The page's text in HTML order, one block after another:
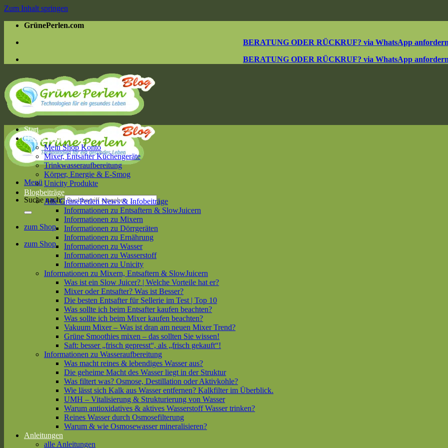
Zum Inhalt springen
GrünePerlen.com
BERATUNG ODER RÜCKRUF? via WhatsApp
BERATUNG ODER RÜCKRUF? via WhatsApp
Menü
Suche nach:
zum Shop
zum Shop
Start
Online Shop
Mein Shop Konto
Mixer, Entsafter Küchengeräte
Trinkwasseraufbereitung
Körper, Energie & E-Smog
Unicity Produkte
Blogbeiträge
Alle GrünePerlen News & Infobeiträge
Informationen zu Entsaftern & SlowJuicern
Informationen zu Mixern
Informationen zu Dörrgeräten
Informationen zu Ernährung
Informationen zu Wasser
Informationen zu Wasserstoff
Informationen zu Unicity
Informationen zu Mixern, Entsaftern & SlowJuicern
Was ist ein Slow Juicer? | Welche Vorteile hat er?
Mixer oder Entsafter? Was ist Besser?
Die besten Entsafter für Sellerie im Test | Top 10
Was sollte ich beim Entsafter kaufen beachten?
Was sollte ich beim Mixer kaufen beachten?
Vakuum Mixer – Was ist dran am neuen Mixer Trend?
Grüne Smoothies mixen – das sollten Sie wissen!
Saft: besser „frisch gepresst“, als „frisch gekauft“!
Informationen zu Wasseraufbereitung
Was macht reines & lebendiges Wasser aus?
Die geheime Macht des Wasser liegt in der Struktur
Was filtert was? Osmose, Destillation oder Aktivkohle?
Wie lässt sich Kalk aus Wasser entfernen? Kalkfilter im Überblick.
UMH – Vitalisierung & Strukturierung von Wasser
Warum antioxidatives & aktives Wasserstoff Wasser trinken?
Reines Wasser durch Osmosefilterung
Warum & wie Osmosewasser mineralisieren?
Anleitungen
alle Anleitungen